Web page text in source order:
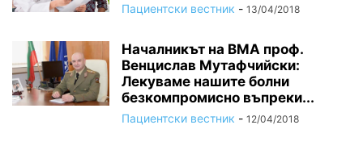
Пациентски вестник - 13/04/2018
Началникът на ВМА проф.
Венцислав Мутафчийски:
Лекуваме нашите болни
безкомпромисно въпреки...
Пациентски вестник - 12/04/2018